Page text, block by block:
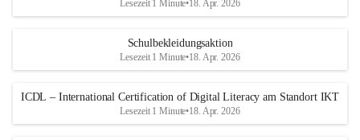
Lesezeit 1 Minute•18. Apr. 2026
Schulbekleidungsaktion
Lesezeit 1 Minute•18. Apr. 2026
ICDL – International Certification of Digital Literacy am Standort IKT
Lesezeit 1 Minute•18. Apr. 2026